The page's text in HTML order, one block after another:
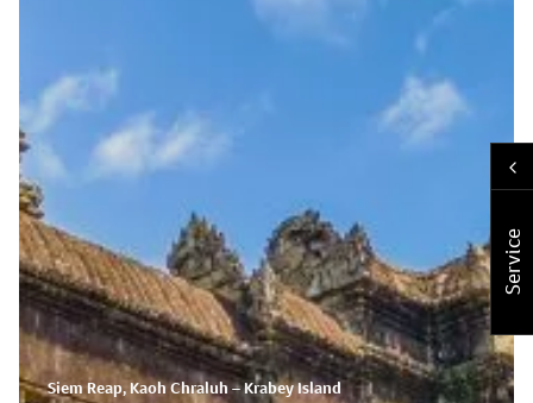
Service
Siem Reap, Kaoh Chraluh – Krabey Island